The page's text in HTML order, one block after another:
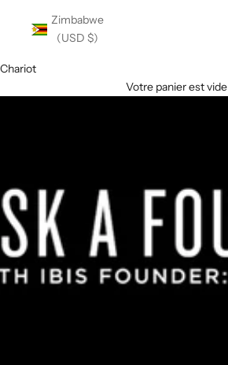
Zimbabwe
(USD $)
Chariot
Votre panier est vide